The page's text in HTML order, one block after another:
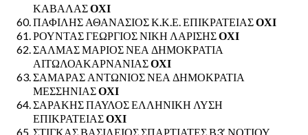
ΚΑΒΑΛΑΣΟΧΙ
ΠΑΦΙΛΗΣ ΑΘΑΝΑΣΙΟΣ Κ.Κ.Ε. ΕΠΙΚΡΑΤΕΙΑΣΟΧΙ
ΡΟΥΝΤΑΣ ΓΕΩΡΓΙΟΣ ΝΙΚΗ ΛΑΡΙΣΗΣΟΧΙ
ΣΑΛΜΑΣ ΜΑΡΙΟΣ ΝΕΑ ΔΗΜΟΚΡΑΤΙΑ
ΑΙΤΩΛΟΑΚΑΡΝΑΝΙΑΣΟΧΙ
ΣΑΜΑΡΑΣ ΑΝΤΩΝΙΟΣ ΝΕΑ ΔΗΜΟΚΡΑΤΙΑ
ΜΕΣΣΗΝΙΑΣΟΧΙ
ΣΑΡΑΚΗΣ ΠΑΥΛΟΣ ΕΛΛΗΝΙΚΗ ΛΥΣΗ
ΕΠΙΚΡΑΤΕΙΑΣΟΧΙ
ΣΤΙΓΚΑΣ ΒΑΣΙΛΕΙΟΣ ΣΠΑΡΤΙΑΤΕΣ Β3′ ΝΟΤΙΟΥ